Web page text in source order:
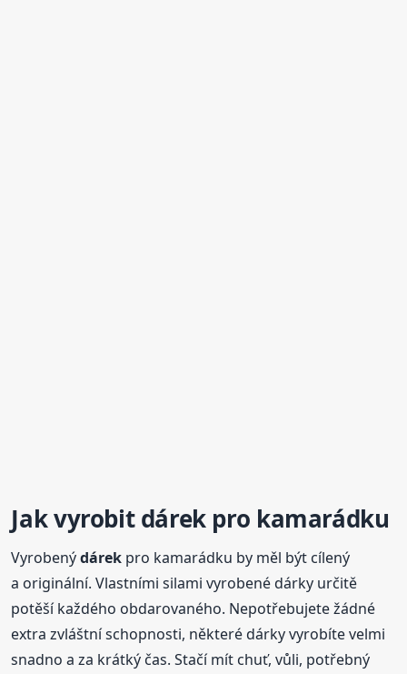
Jak vyrobitdárekpro kamarádku
Vyrobenýdárek pro kamarádku by měl být cílený
a originální. Vlastními silami vyrobené dárky určitě
potěší každého obdarovaného. Nepotřebujete žádné
extra zvláštní schopnosti, některé dárky vyrobíte velmi
snadno a za krátký čas. Stačí mít chuť, vůli, potřebný